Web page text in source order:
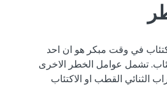
في وقت مبكر هو ان احد
تشمل عوامل الخطر الاخرى
الثنائي القطب او الاكتئاب